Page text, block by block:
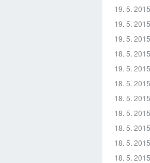
19. 5.
19. 5.
19. 5.
18. 5.
19. 5.
18. 5.
18. 5.
18. 5.
18. 5.
18. 5.
18. 5.